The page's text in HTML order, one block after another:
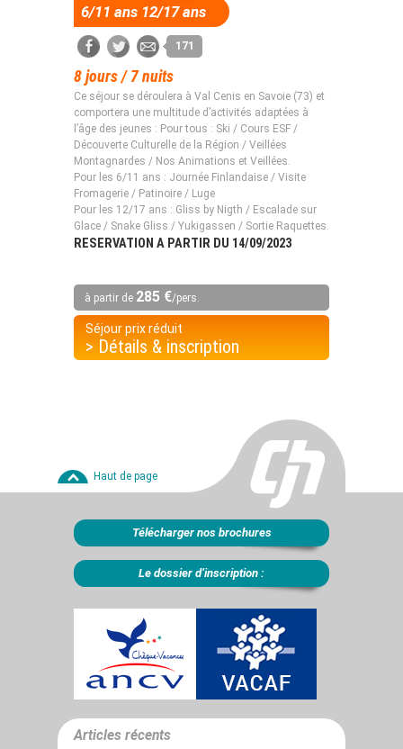
6/11 ans 12/17 ans
171
8 jours / 7 nuits
Ce séjour se déroulera à Val Cenis en Savoie (73) et
comportera une multitude d’activités adaptées à
l’âge des jeunes : Pour tous : Ski / Cours ESF /
Découverte Culturelle de la Région / Veillées
Montagnardes / Nos Animations et Veillées.
Pour les 6/11 ans : Journée Finlandaise / Visite
Fromagerie / Patinoire / Luge
Pour les 12/17 ans : Gliss by Nigth / Escalade sur
Glace / Snake Gliss / Yukigassen / Sortie Raquettes.
RESERVATION A PARTIR DU 14/09/2023
à partir de 285 €/pers.
Séjour prix réduit
> Détails & inscription
Haut de page
Télécharger nos brochures
Le dossier d’inscription :
Articles récents